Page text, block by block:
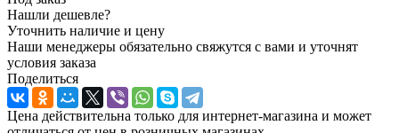
Нашли дешевле?
Уточнить наличие и цену
Наши менеджеры обязательно свяжутся с вами и уточнят
условия заказа
Поделиться
Цена действительна только для интернет-магазина и может